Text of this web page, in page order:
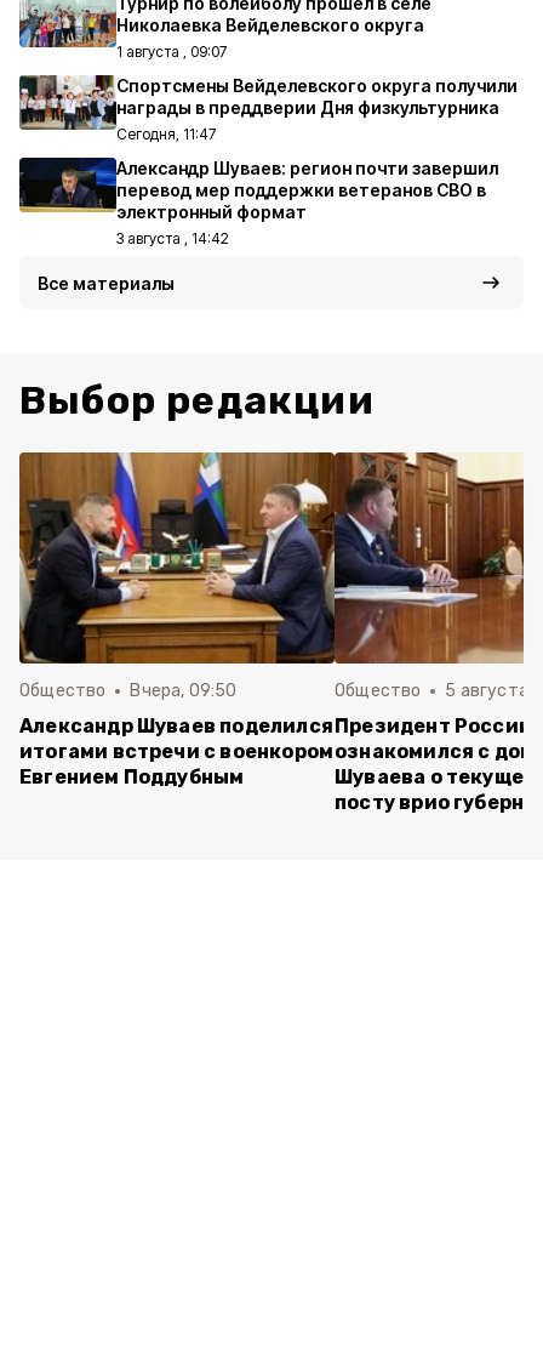
Николаевка Вейделевского округа
1 августа , 09:07
Спортсмены Вейделевского округа получили
награды в преддверии Дня физкультурника
Сегодня, 11:47
Александр Шуваев: регион почти завершил
перевод мер поддержки ветеранов СВО в
электронный формат
3 августа , 14:42
Все материалы
Выбор редакции
Общество Вчера, 09:50
Александр Шуваев поделился
итогами встречи с военкором
Евгением Поддубным
Общество 5 августа ,
Президент России
ознакомился с
Шуваева о текущей
посту врио